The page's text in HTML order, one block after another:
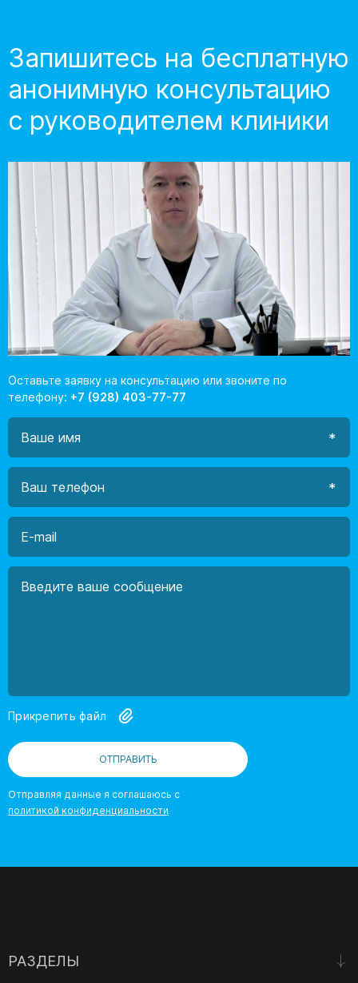
Запишитесь на бесплатную
анонимную консультацию
с руководителем клиники
Оставьте заявку на консультацию или звоните по
телефону: +7 (928) 403-77-77
Прикрепить файл
ОТПРАВИТЬ
Отправляя данные я соглашаюсь с
политикой конфиденциальности
РАЗДЕЛЫ